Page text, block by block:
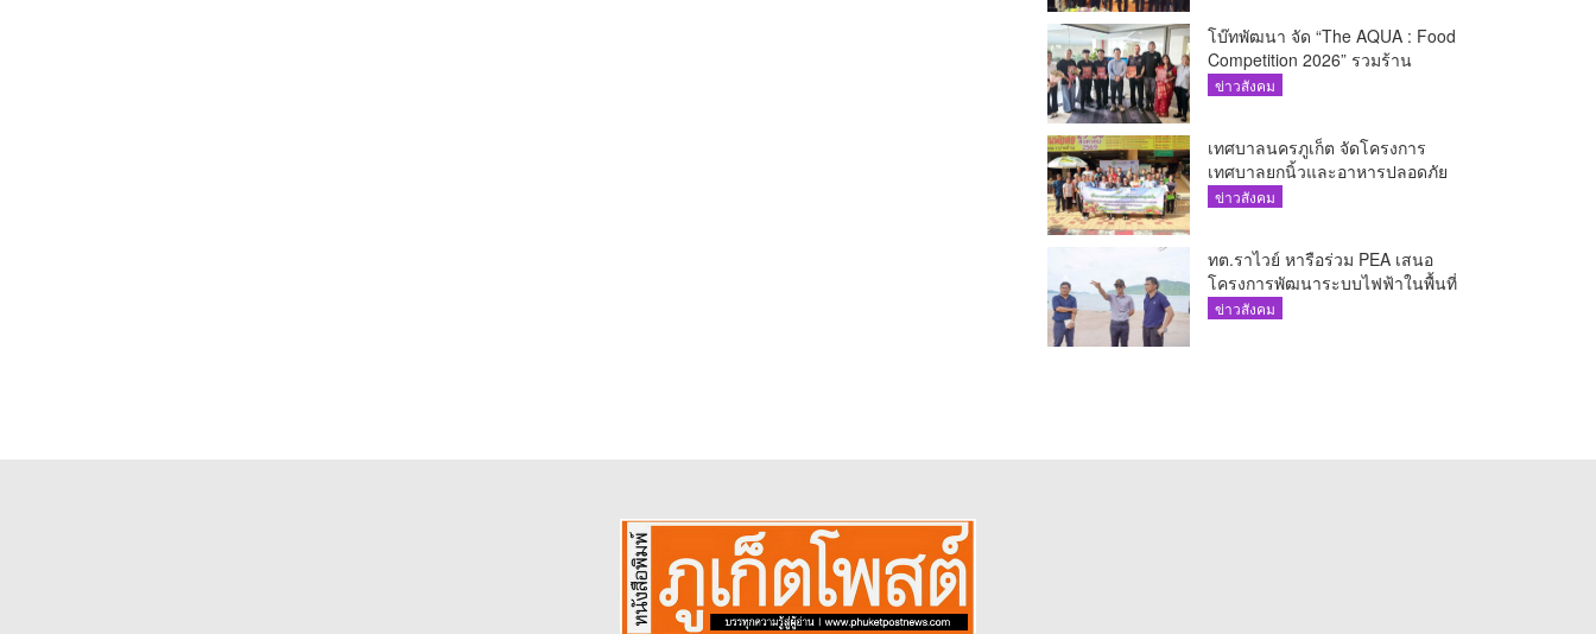
โบ๊ทพัฒนา จัด “The AQUA : Food
Competition 2026” รวมร้าน
อาหารชั้นนำของ The Shopps at
ข่าวสังคม
เทศบาลนครภูเก็ต จัดโครงการ
เทศบาลยกนิ้วและอาหารปลอดภัย
เพื่อสุขอนามัยผู้บริโภค
ข่าวสังคม
ทต.ราไวย์ หารือร่วม PEA เสนอ
โครงการพัฒนาระบบไฟฟ้าในพื้นที่
เกาะโหลน
ข่าวสังคม